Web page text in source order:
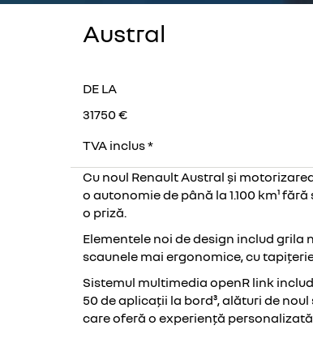
Austral
DE LA
31750 €
TVA inclus *
Cu noul Renault Austral și
o autonomie de până la 1.100 km¹
o priză.
Elementele noi de design includ grila
scaunele mai ergonomice, cu
Sistemul multimedia openR link
50 de aplicații la bord³, alături de
care oferă o experiență